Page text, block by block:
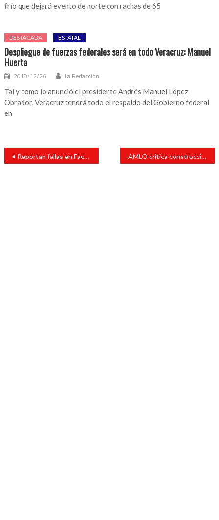
frío que dejará evento de norte con rachas de 65
DESTACADA ESTATAL
Despliegue de fuerzas federales será en todo Veracruz: Manuel
Huerta
2018/12/26 La Redacción
Tal y como lo anunció el presidente Andrés Manuel López
Obrador, Veracruz tendrá todo el respaldo del Gobierno federal
en
Navegación
entradas
Reportan fallas en Facebook, Whatsapp e Instagram AMLO critica construcción de edificio en centro de Veracruz; “no se debió permitir”